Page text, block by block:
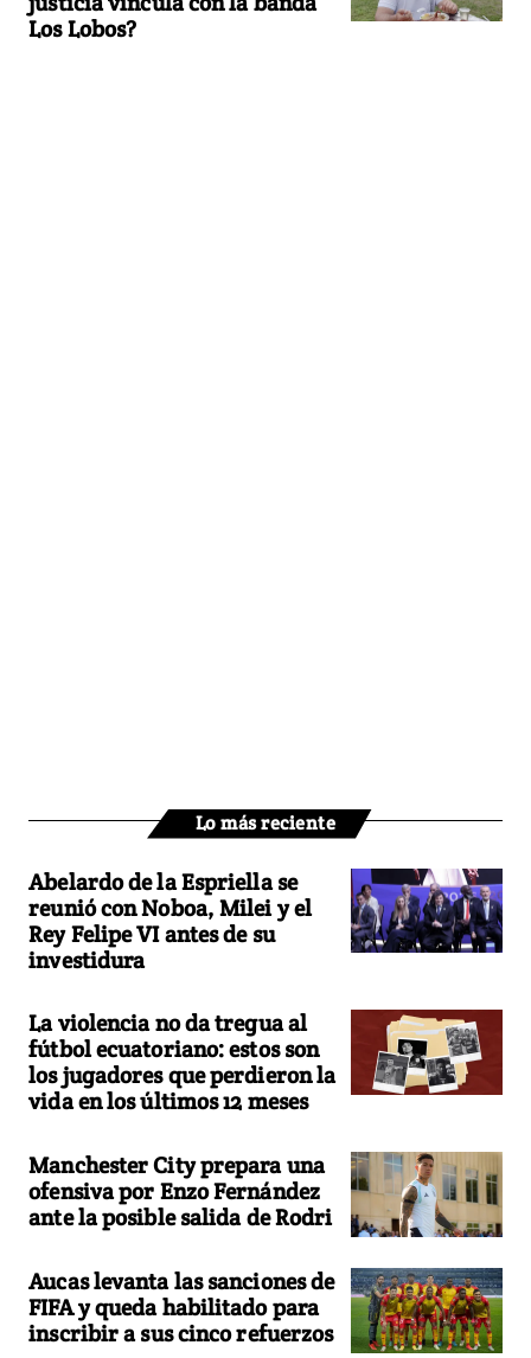
Los Lobos?
Lo más reciente
Abelardo de la Espriella se
reunió con Noboa, Milei y el
Rey Felipe VI antes de su
investidura
La violencia no da tregua al
fútbol ecuatoriano: estos son
los jugadores que perdieron la
vida en los últimos 12 meses
Manchester City prepara una
ofensiva por Enzo Fernández
ante la posible salida de Rodri
Aucas levanta las sanciones de
FIFA y queda habilitado para
inscribir a sus cinco refuerzos